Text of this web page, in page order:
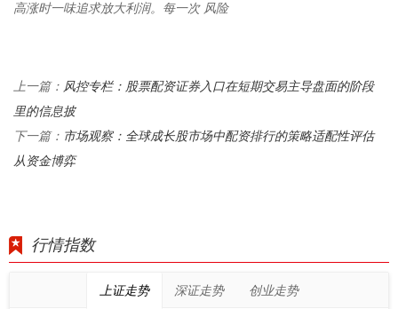
高涨时一味追求放大利润。每一次 风险
上一篇： 风控专栏：股票配资证券入口在短期交易主导盘面的阶段
里的信息披
下一篇： 市场观察：全球成长股市场中配资排行的策略适配性评估
从资金博弈
行情指数
上证走势 深证走势 创业走势